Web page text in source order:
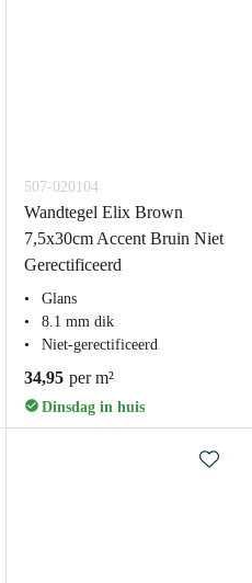
507-020104
Wandtegel Elix Brown
7,5x30cm Accent Bruin Niet
Gerectificeerd
Glans
8.1 mm dik
Niet-gerectificeerd
34,95 per m²
Dinsdag in huis